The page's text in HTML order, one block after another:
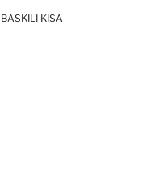
KISA